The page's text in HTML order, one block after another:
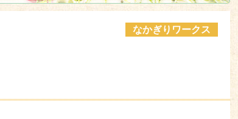
なかぎりワークス